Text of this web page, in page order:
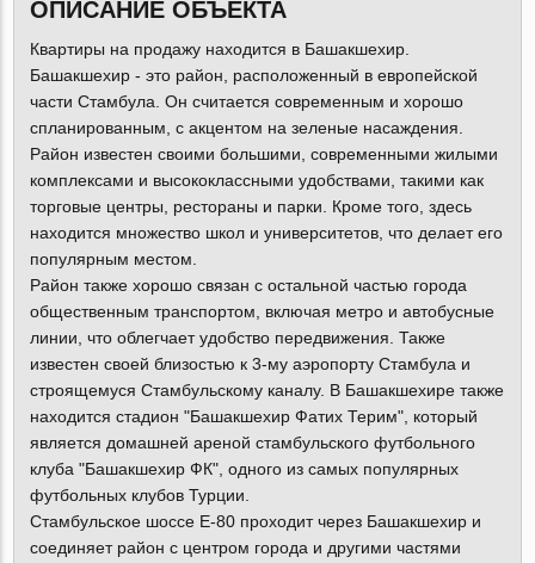
ОПИСАНИЕ ОБЪЕКТА
Квартиры на продажу находится в Башакшехир.
Башакшехир - это район, расположенный в европейской
части Стамбула. Он считается современным и хорошо
спланированным, с акцентом на зеленые насаждения.
Район известен своими большими, современными жилыми
комплексами и высококлассными удобствами, такими как
торговые центры, рестораны и парки. Кроме того, здесь
находится множество школ и университетов, что делает его
популярным местом.
Район также хорошо связан с остальной частью города
общественным транспортом, включая метро и автобусные
линии, что облегчает удобство передвижения. Также
известен своей близостью к 3-му аэропорту Стамбула и
строящемуся Стамбульскому каналу. В Башакшехире также
находится стадион "Башакшехир Фатих Терим", который
является домашней ареной стамбульского футбольного
клуба "Башакшехир ФК", одного из самых популярных
футбольных клубов Турции.
Стамбульское шоссе E-80 проходит через Башакшехир и
соединяет район с центром города и другими частями